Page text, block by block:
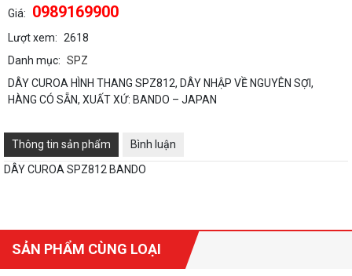
Giá: 0989169900
Lượt xem: 2618
Danh mục: SPZ
DÂY CUROA HÌNH THANG SPZ812, DÂY NHẬP VỀ NGUYÊN SỢI,
HÀNG CÓ SẴN, XUẤT XỨ: BANDO – JAPAN
Thông tin sản phẩm
Bình luận
DÂY CUROA SPZ812 BANDO
SẢN PHẨM CÙNG LOẠI